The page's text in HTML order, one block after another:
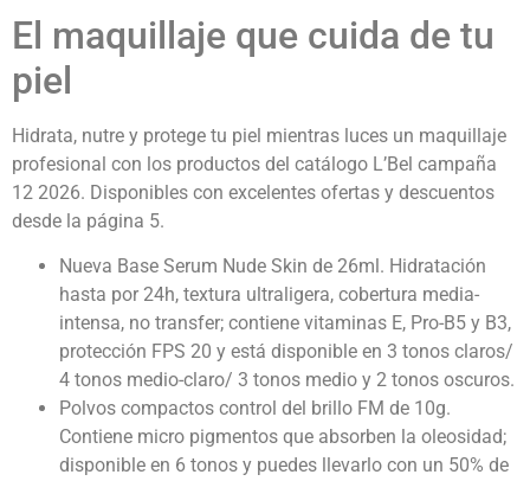
El maquillaje que cuida de tu
piel
Hidrata, nutre y protege tu piel mientras luces un maquillaje
profesional con los productos del catálogo L’Bel campaña
12 2026. Disponibles con excelentes ofertas y descuentos
desde la página 5.
Nueva Base Serum Nude Skin de 26ml. Hidratación
hasta por 24h, textura ultraligera, cobertura media-
intensa, no transfer; contiene vitaminas E, Pro-B5 y B3,
protección FPS 20 y está disponible en 3 tonos claros/
4 tonos medio-claro/ 3 tonos medio y 2 tonos oscuros.
Polvos compactos control del brillo FM de 10g.
Contiene micro pigmentos que absorben la oleosidad;
disponible en 6 tonos y puedes llevarlo con un 50% de